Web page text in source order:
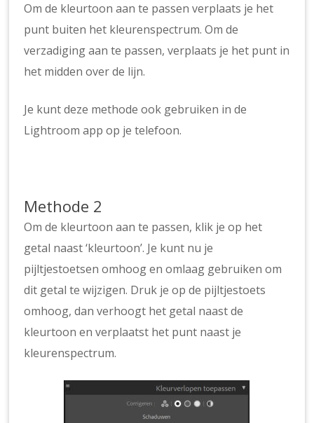
Om de kleurtoon aan te passen verplaats je het
punt buiten het kleurenspectrum. Om de
verzadiging aan te passen, verplaats je het punt in
het midden over de lijn.
Je kunt deze methode ook gebruiken in de
Lightroom app op je telefoon.
Methode 2
Om de kleurtoon aan te passen, klik je op het
getal naast ‘kleurtoon’. Je kunt nu je
pijltjestoetsen omhoog en omlaag gebruiken om
dit getal te wijzigen. Druk je op de pijltjestoets
omhoog, dan verhoogt het getal naast de
kleurtoon en verplaatst het punt naast je
kleurenspectrum.